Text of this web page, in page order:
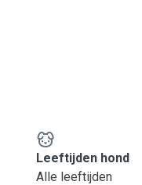
Leeftijden hond
Alle leeftijden